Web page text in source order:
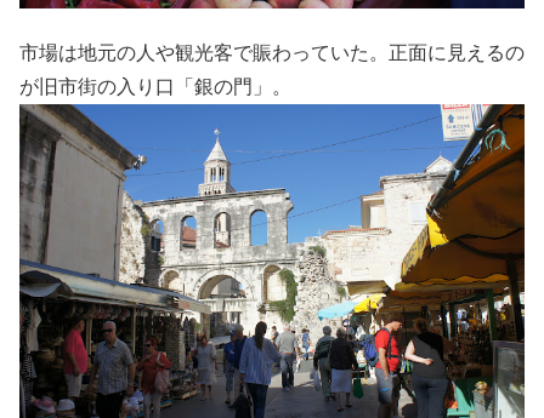
市場は地元の人や観光客で賑わっていた。正面に見えるの
が旧市街の入り口「銀の門」。